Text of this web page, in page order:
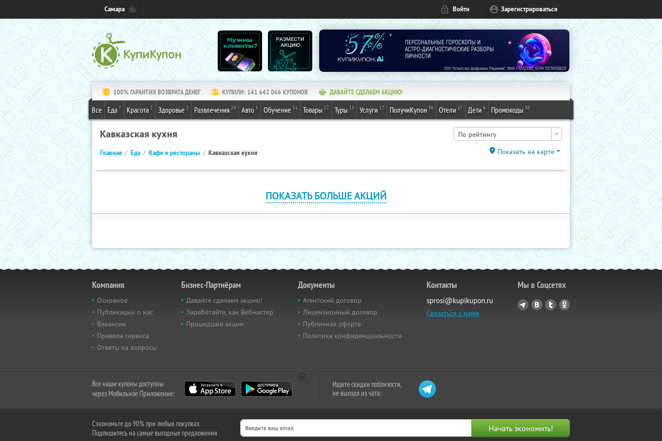
Самара Войти Зарегистрироваться
100% ГАРАНТИЯ ВОЗВРАТА ДЕНЕГ КУПИЛИ: 141 642 066 КУПОНОВ ДАВАЙТЕ СДЕЛАЕМ АКЦИЮ!
Все Еда 7 Красота 2 Здоровье 2 Развлечения 24 Авто 1 Обучение 31 Товары 27 Туры 13 Услуги 12 ПолучиКупон 86 Отели 17 Дети 6 Промокоды 50
Кавказская кухня По рейтингу
Главная Еда Кафе и рестораны Кавказская кухня Показать на карте
ПОКАЗАТЬ БОЛЬШЕ АКЦИЙ
Компания
Основное
Публикации о нас
Вакансии
Правила сервиса
Ответы на вопросы
Бизнес-Партнёрам
Давайте сделаем акцию!
Заработайте, как Вебмастер
Прошедшие акции
Документы
Агентский договор
Лицензионный договор
Публичная оферта
Политика конфиденциальности
Контакты
sprosi@kupikupon.ru
Связаться с нами
Мы в Соцсетях
Все наши купоны доступны
через Мобильное Приложение:
Ищите скидки поблизости,
не выходя из чата:
Сэкономьте до 90% при любых покупках
Подпишитесь на самые выгодные предложения